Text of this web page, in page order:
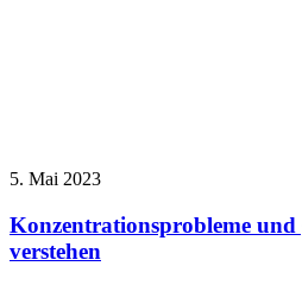
5. Mai 2023
Konzentrationsprobleme
verstehen